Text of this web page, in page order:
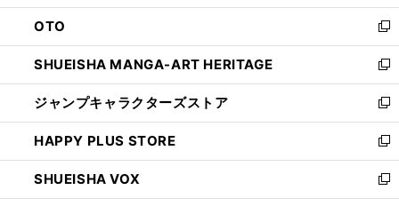
ウ
で
開
く
ン
ド
ウ
で
開
く
OTO
新
し
い
ウ
ィ
ン
ド
ウ
で
開
SHUEISHA MANGA-ART HERITAGE
新
し
い
ウ
ィ
ン
ド
ウ
ジャンプキャラクターズストア
新
し
い
ウ
ィ
ン
HAPPY PLUS STORE
新
し
い
ウ
SHUEISHA VOX
新
し